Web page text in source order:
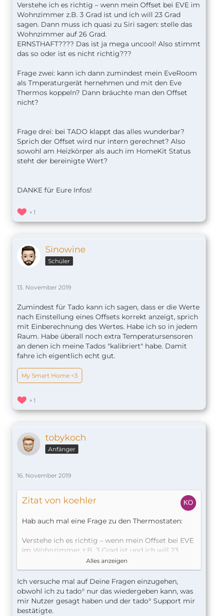
Verstehe ich es richtig – wenn mein Offset bei EVE im
Wohnzimmer z.B. 3 Grad ist und ich will 23 Grad
sagen. Dann muss ich quasi zu Siri sagen: stelle das
Wohnzimmer auf 26 Grad.
ERNSTHAFT???? Das ist ja mega uncool! Also stimmt
das so oder ist es nicht richtig???
Frage zwei: kann ich dann zumindest mein EveRoom
als Tmperaturgerät hernehmen und mit den Eve
Thermos koppeln? Dann bräuchte man den Offset
nicht?
Frage drei: bei TADO klappt das alles wunderbar?
Sprich der Offset wird nur intern gerechnet? Also
sowohl am Heizkörper als auch im HomeKit Status
steht der bereinigte Wert?
DANKE für Eure Infos!
1
Sinowine
Schüler
13. November 2019
Zumindest für Tado kann ich sagen, dass er die Werte
nach Einstellung eines Offsets korrekt anzeigt, sprich
mit Einberechnung des Wertes. Habe ich so in jedem
Raum. Habe überall noch extra Temperatursensoren
an denen ich meine Tados "kalibriert" habe. Damit
fahre ich eigentlich echt gut.
My Smart Home <3
1
tobykoch
Anfänger
16. November 2019
Zitat von koehler
Hab auch mal eine Frage zu den Thermostaten:
Verstehe ich es richtig – wenn mein Offset bei EVE
im Wohnzimmer z.B. 3 Grad ist und ich will 23
Grad sagen. Dann muss ich quasi zu Siri sagen:
stelle das Wohnzimmer auf 26 Grad.
ERNSTHAFT???? Das ist ja mega uncool! Also
stimmt das so oder ist es nicht richtig???
Frage zwei: kann ich dann zumindest mein
Alles anzeigen
Ich versuche mal auf Deine Fragen einzugehen,
obwohl ich zu tado° nur das wiedergeben kann, was
mir Nutzer gesagt haben und der tado° Support mir
bestätigte.